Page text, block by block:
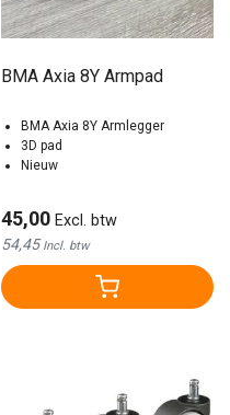
BMA Axia 8Y Armpad
BMA Axia 8Y Armlegger
3D pad
Nieuw
45,00 Excl. btw
54,45Incl. btw